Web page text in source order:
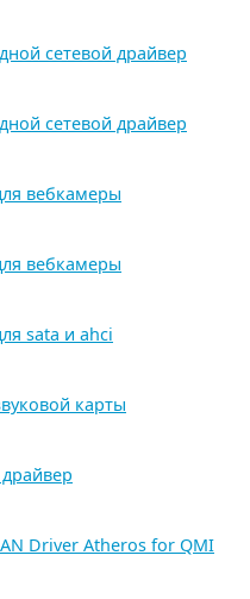
сетевой драйвер
сетевой драйвер
вебкамеры
вебкамеры
sata и ahci
карты
Driver Atheros for QMI